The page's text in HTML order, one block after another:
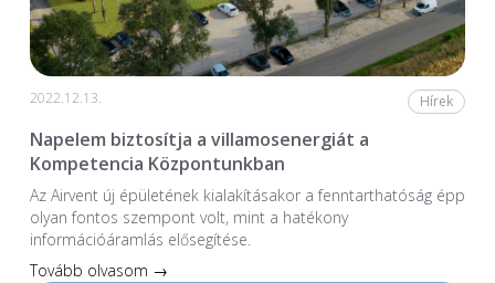
2022.12.13. Hírek
Napelem biztosítja a villamosenergiát a
Kompetencia Központunkban
Az Airvent új épületének kialakításakor a fenntarthatóság épp
olyan fontos szempont volt, mint a hatékony
információáramlás elősegítése.
Tovább olvasom →